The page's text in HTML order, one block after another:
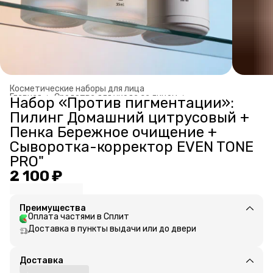
Косметические наборы для лица
Средства для ухода за лицом ›
Главная ›
Набор «Против пигментации»:
Пилинг Домашний цитрусовый +
Пенка Бережное очищение +
Сыворотка-корректор EVEN TONE
PRO"
2 100 ₽
Преимущества
Оплата частями в Сплит
Доставка в пункты выдачи или до двери
Доставка